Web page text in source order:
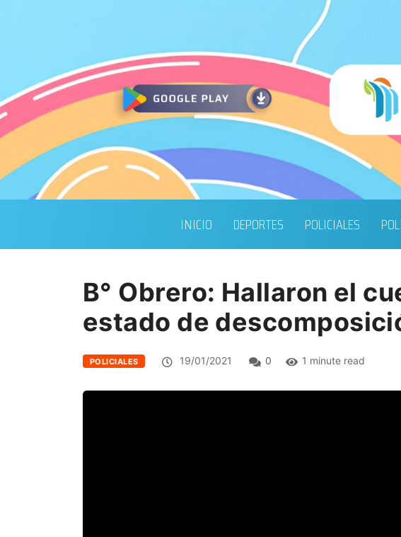
INICIO DEPORTES POLICIALES
B° Obrero: Hallaron el
estado de
POLICIALES 19/01/2021 0 1 minute read